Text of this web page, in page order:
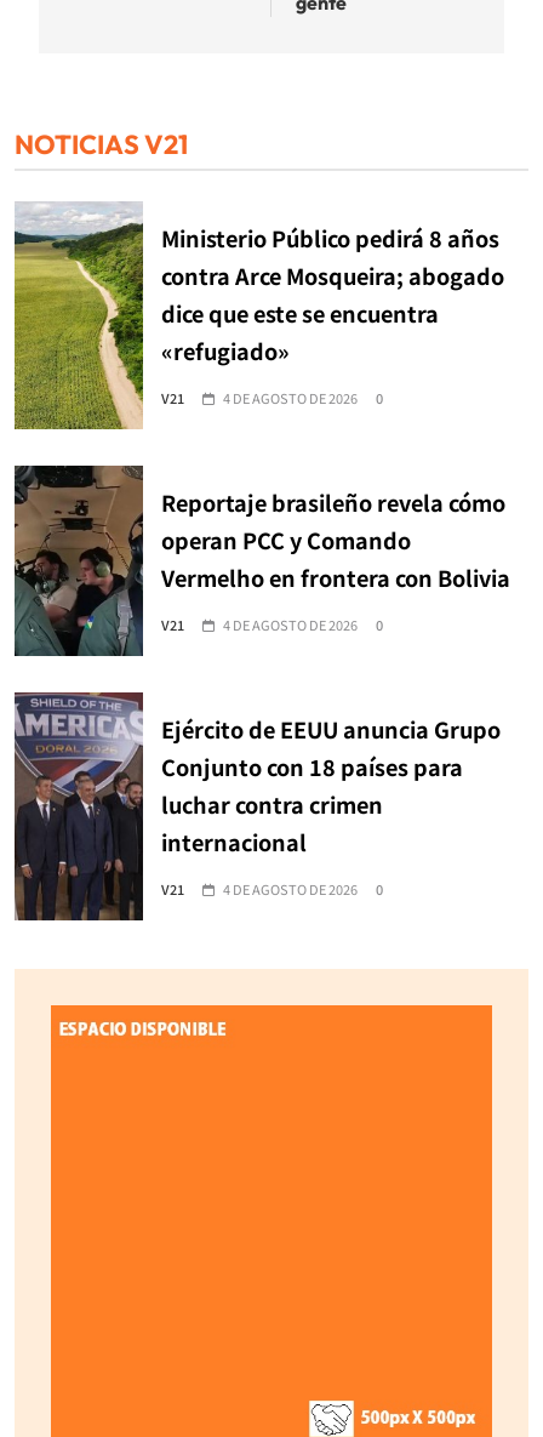
NOTICIAS V21
Ministerio Público pedirá 8 años
contra Arce Mosqueira; abogado
dice que este se encuentra
«refugiado»
V21 4 DE AGOSTO DE 2026 0
Reportaje brasileño revela cómo
operan PCC y Comando
Vermelho en frontera con Bolivia
V21 4 DE AGOSTO DE 2026 0
Ejército de EEUU anuncia Grupo
Conjunto con 18 países para
luchar contra crimen
internacional
V21 4 DE AGOSTO DE 2026 0